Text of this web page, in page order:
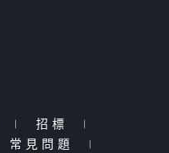
| 招標
|
常見問題 |